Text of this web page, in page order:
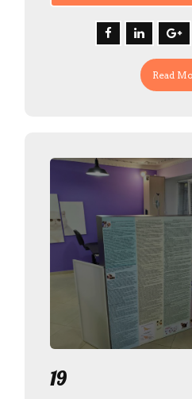
Read
19